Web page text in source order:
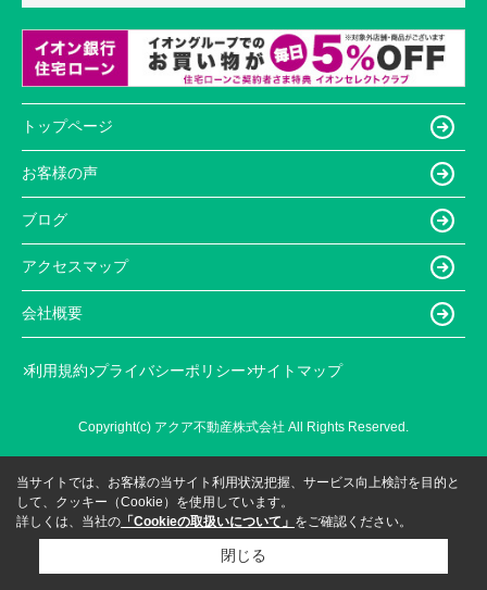
トップページ
お客様の声
ブログ
アクセスマップ
会社概要
利用規約 プライバシーポリシー サイトマップ
Copyright(c) アクア不動産株式会社 All Rights Reserved.
当サイトでは、お客様の当サイト利用状況把握、サービス向上検討を目的と
して、クッキー（Cookie）を使用しています。
詳しくは、当社の 「Cookieの取扱いについて」 をご確認ください。
閉じる